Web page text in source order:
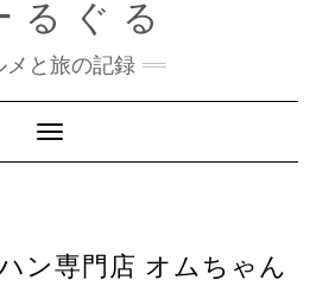
るぐる
メと旅の記録
Toggle
Navigation
ン専門店 オムちゃん